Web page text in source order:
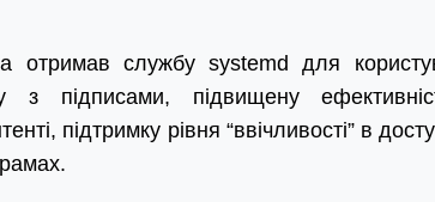
отримав службу systemd для
з підписами, підвищену
підтримку рівня “ввічливості” в